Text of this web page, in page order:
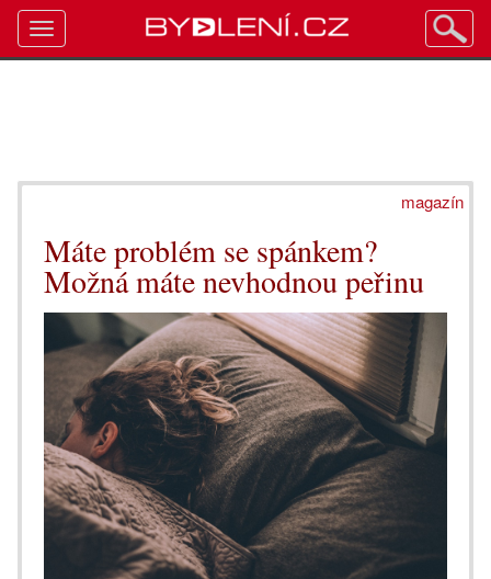
magazín
Máte problém se spánkem?
Možná máte nevhodnou peřinu
Toggle
navigation